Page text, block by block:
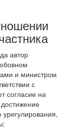
автор
и министром
с
согласие на